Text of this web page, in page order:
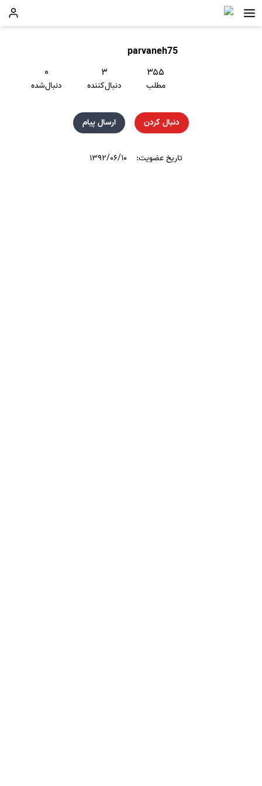
parvaneh75
۳۵۵
مطلب
۳
دنبال‌کننده
۰
دنبال‌شده
دنبال کردن ارسال پیام
تاریخ عضویت: ۱۳۹۲/۰۶/۱۰